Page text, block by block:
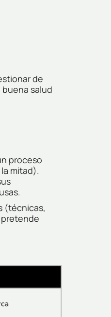
de
salud
proceso
mitad).
(técnicas,